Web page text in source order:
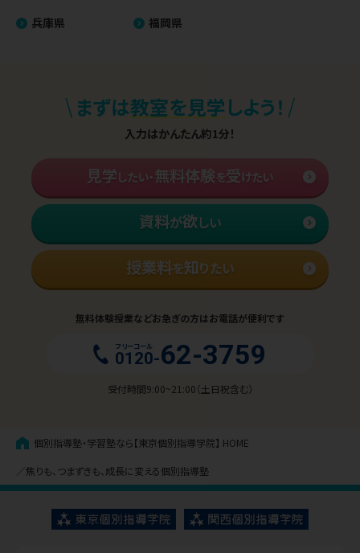
兵庫県
福岡県
\ まずは教室を見学しよう！ /
入力はかんたん約1分！
見学したい・無料体験を受けたい
資料が欲しい
授業料を知りたい
無料体験授業などお急ぎの方はお電話が便利です
フリーコール
0120-62-3759
受付時間9:00~21:00（土日祝含む）
個別指導塾・学習塾なら【東京個別指導学院】 HOME
焦りも、つまずきも、成長に変える個別指導塾